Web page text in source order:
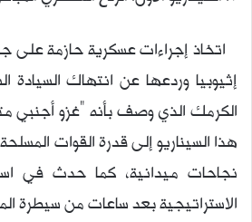
اتخاذ إجراءات عسكرية حازمة على
إثيوبيا وردعها عن انتهاك السيادة
الكرمك الذي وصف بأنه “غزو أجنبي
هذا السيناريو إلى قدرة القوات
نجاحات ميدانية، كما حدث في
الاستراتيجية بعد ساعات من سيطرة